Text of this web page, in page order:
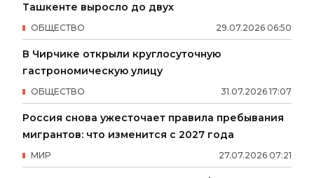
Ташкенте выросло до двух
29.07.2026 06:50
ОБЩЕСТВО
В Чирчике открыли круглосуточную
гастрономическую улицу
31.07.2026 17:07
ОБЩЕСТВО
Россия снова ужесточает правила пребывания
мигрантов: что изменится с 2027 года
27.07.2026 07:21
МИР